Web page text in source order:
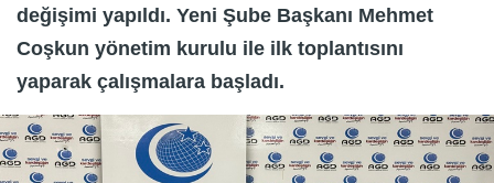
değişimi yapıldı. Yeni Şube Başkanı Mehmet
Coşkun yönetim kurulu ile ilk toplantısını
yaparak çalışmalara başladı.